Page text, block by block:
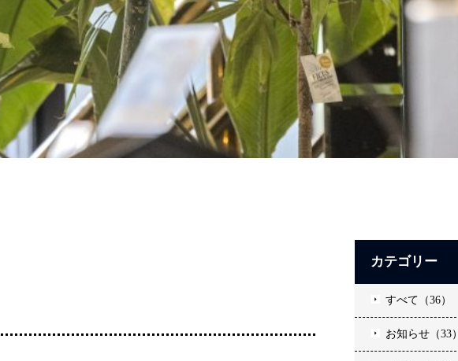
カテゴリー
すべて（36）
お知らせ（33）